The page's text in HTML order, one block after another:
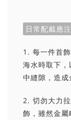
日常配戴應
1. 每一件首
海水時取下
中縫隙，造成
2. 切勿大力
飾，雖然金